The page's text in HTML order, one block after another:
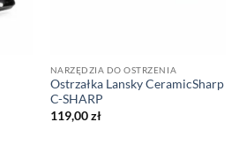
NARZĘDZIA DO OSTRZENIA
Ostrzałka Lansky CeramicSharp
C-SHARP
119,00zł